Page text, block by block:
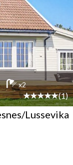
x2
(1)
Lussevika